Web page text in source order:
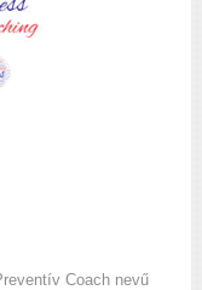
Coach nevű